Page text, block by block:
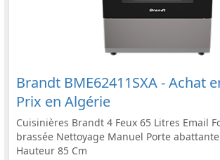
Brandt BME62411SXA - Achat
Prix en Algérie
Cuisinières Brandt 4 Feux 65 Litres Email
brassée Nettoyage Manuel Porte
Hauteur 85 Cm